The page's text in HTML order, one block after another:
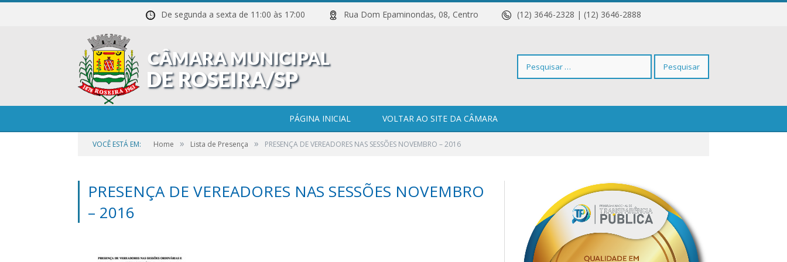
De segunda a sexta de 11:00 às 17:00 Rua Dom Epaminondas, 08, Centro (12) 3646-2328 | (12) 3646-2888
Pesquisar
PÁGINA INICIAL VOLTAR AO SITE DA CÂMARA
VOCÊ ESTÁ EM: Home » Lista de Presença » PRESENÇA DE VEREADORES NAS SESSÕES NOVEMBRO – 2016
PRESENÇA DE VEREADORES NAS SESSÕES NOVEMBRO
– 2016